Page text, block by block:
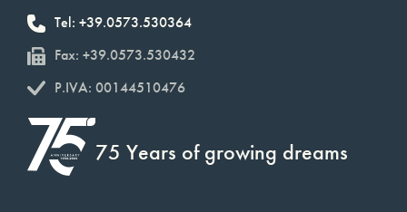
Tel: +39.0573.530364
Fax: +39.0573.530432
P.IVA: 00144510476
75 Years of growing dreams